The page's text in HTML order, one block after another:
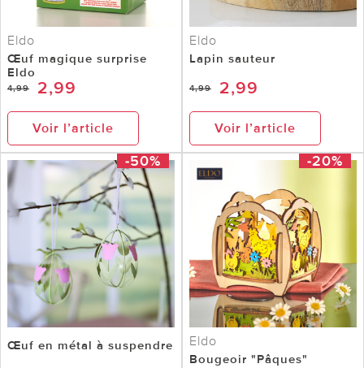
Eldo
Œuf magique surprise
Eldo
4,99 2,99
Voir l’article
Eldo
Lapin sauteur
4,99 2,99
Voir l’article
-50%
Œuf en métal à suspendre
-20%
Eldo
Bougeoir "Pâques"